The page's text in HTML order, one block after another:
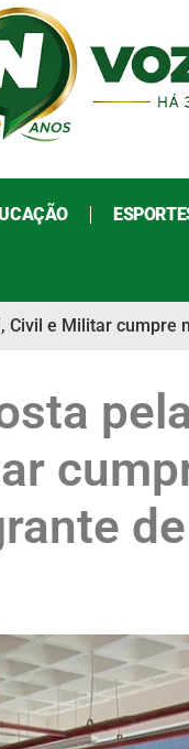
Civil e Militar